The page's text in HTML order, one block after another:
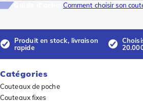
Comment choisir son
Produit en stock, livraison
rapide
Catégories
Couteaux de poche
Couteaux fixes